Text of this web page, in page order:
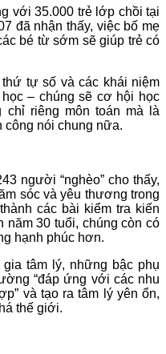
với 35.000 trẻ lớp chồi tại
đã nhận thấy, việc bố mẹ
bé từ sớm sẽ giúp trẻ có
tự số và các khái niệm
– chúng sẽ cơ hội học
riêng môn toán mà là
công nói chung nữa.
người “nghèo” cho thấy,
sóc và yêu thương trong
các bài kiểm tra kiến
năm 30 tuổi, chúng còn có
hạnh phúc hơn.
tâm lý, những bậc phụ
“đáp ứng với các nhu
và tạo ra tâm lý yên ổn,
thế giới.